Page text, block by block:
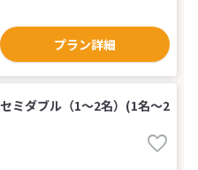
プラン詳細
ミダブル（1〜2名）(1名～2